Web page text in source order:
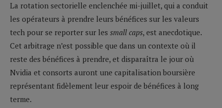
La rotation sectorielle enclenchée mi-juillet, qui a conduit
les opérateurs à prendre leurs bénéfices sur les valeurs
tech pour se reporter sur les small caps, est anecdotique.
Cet arbitrage n’est possible que dans un contexte où il
reste des bénéfices à prendre, et disparaîtra le jour où
Nvidia et consorts auront une capitalisation boursière
représentant fidèlement leur espoir de bénéfices à long
terme.